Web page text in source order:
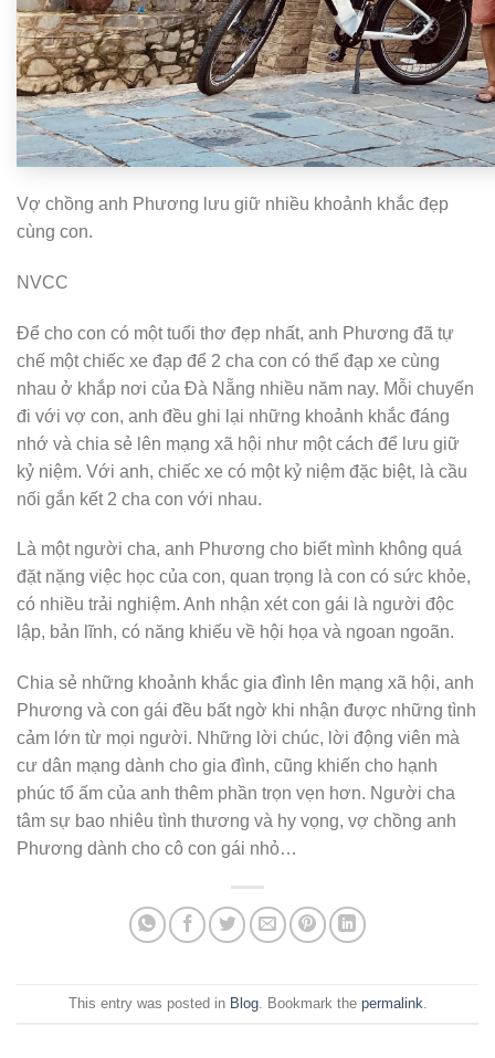
Vợ chồng anh Phương lưu giữ nhiều khoảnh khắc đẹp
cùng con.
NVCC
Để cho con có một tuổi thơ đẹp nhất, anh Phương đã tự
chế một chiếc xe đạp để 2 cha con có thể đạp xe cùng
nhau ở khắp nơi của Đà Nẵng nhiều năm nay. Mỗi chuyến
đi với vợ con, anh đều ghi lại những khoảnh khắc đáng
nhớ và chia sẻ lên mạng xã hội như một cách để lưu giữ
kỷ niệm. Với anh, chiếc xe có một kỷ niệm đặc biệt, là cầu
nối gắn kết 2 cha con với nhau.
Là một người cha, anh Phương cho biết mình không quá
đặt nặng việc học của con, quan trọng là con có sức khỏe,
có nhiều trải nghiệm. Anh nhận xét con gái là người độc
lập, bản lĩnh, có năng khiếu về hội họa và ngoan ngoãn.
Chia sẻ những khoảnh khắc gia đình lên mạng xã hội, anh
Phương và con gái đều bất ngờ khi nhận được những tình
cảm lớn từ mọi người. Những lời chúc, lời động viên mà
cư dân mạng dành cho gia đình, cũng khiến cho hạnh
phúc tổ ấm của anh thêm phần trọn vẹn hơn. Người cha
tâm sự bao nhiêu tình thương và hy vọng, vợ chồng anh
Phương dành cho cô con gái nhỏ…
This entry was posted in Blog. Bookmark the permalink